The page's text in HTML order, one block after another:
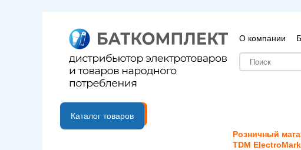
О компании
B2B портал
Каталог товаров
Розничный
TDM